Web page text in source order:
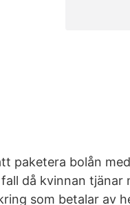
paketera bolån
då kvinnan tjänar
som betalar av